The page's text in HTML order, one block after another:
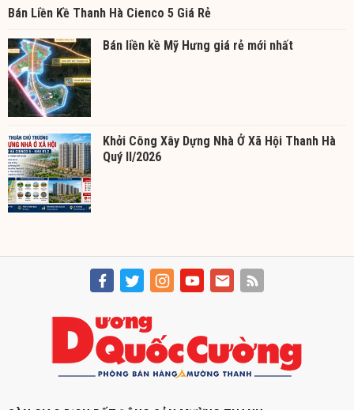
Bán Liền Kề Thanh Hà Cienco 5 Giá Rẻ
Bán liền kề Mỹ Hưng giá rẻ mới nhất
Khởi Công Xây Dựng Nhà Ở Xã Hội Thanh Hà
Quý II/2026